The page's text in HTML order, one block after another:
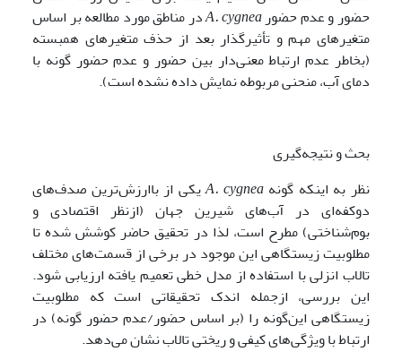
حضور و عدم حضور
A.cygnea در مناطق مورد مطالعه بر اساس
متغیرهای مهم و تأثیرگذار بعد از حذف متغیرهای همبسته
(بخاطر عدم ارتباط معنی‌دار بین حضور و عدم حضور گونه با
دمای آب، منحنی مربوطه نمایش داده نشده است).
بحث و نتیجه‌گیری
نظر به اینکه گونه
A. cygnea
یکی از باارزش‌ترین صدف‌های
دوکفه‌ای در آب‌های شیرین جهان (ازنظر اقتصادی و
بوم‌شناختی) مطرح است، لذا در تحقیق حاضر کوشش شده تا
مطلوبیت زیستگاهی این موجود در برخی از قسمت‌های مختلف
تالاب انزلی با استفاده از مدل خطی تعمیم یافته ارزیابی شود.
این بررسی، ازجمله اندک تحقیقاتی است که مطلوبیت
زیستگاهی این‌گونه را (بر اساس حضور/عدم حضور گونه) در
ارتباط با ویژگی‌های کیفی و ریختی تالاب نشان می‌دهد.